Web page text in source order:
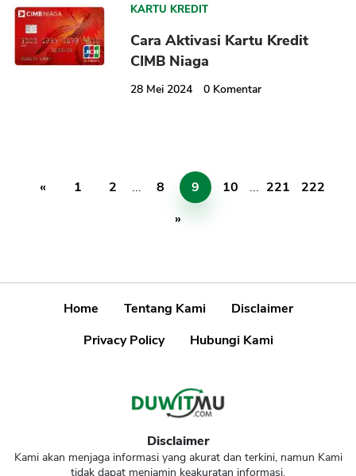
KARTU KREDIT
Cara Aktivasi Kartu Kredit
CIMB Niaga
28 Mei 2024 0 Komentar
« 1 2 ... 8 9 10 ... 221
222
»
Home Tentang Kami
Disclaimer
Privacy Policy
Hubungi Kami
Disclaimer
Kami akan menjaga informasi yang akurat dan terkini, namun Kami
tidak dapat menjamin keakuratan informasi.